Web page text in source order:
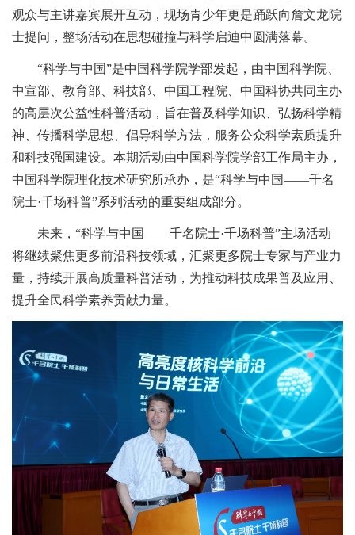
观众与主讲嘉宾展开互动，现场青少年更是踊跃向詹文龙院
士提问，整场活动在思想碰撞与科学启迪中圆满落幕。
“科学与中国”是中国科学院学部发起，由中国科学院、
中宣部、教育部、科技部、中国工程院、中国科协共同主办
的高层次公益性科普活动，旨在普及科学知识、弘扬科学精
神、传播科学思想、倡导科学方法，服务公众科学素质提升
和科技强国建设。本期活动由中国科学院学部工作局主办，
中国科学院理化技术研究所承办，是“科学与中国——千名
院士·千场科普”系列活动的重要组成部分。
未来，“科学与中国——千名院士·千场科普”主场活动
将继续聚焦更多前沿科技领域，汇聚更多院士专家与产业力
量，持续开展高质量科普活动，为推动科技成果普及应用、
提升全民科学素养贡献力量。